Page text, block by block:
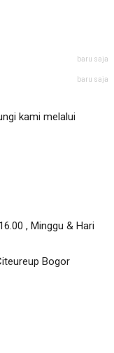
baru saja
baru saja
kami melalui
, Minggu & Hari
Bogor